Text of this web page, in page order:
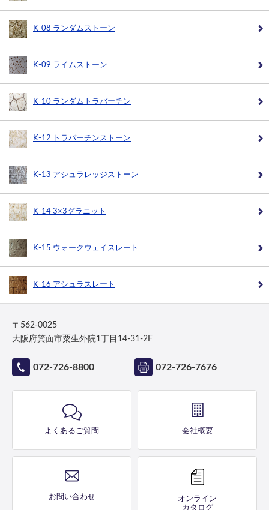
K-08 ランダムストーン
K-09 ライムストーン
K-10 ランダムトラバーチン
K-12 トラバーチンストーン
K-13 アシュラレッジストーン
K-14 3×3グラニット
K-15 ウォークウェイスレート
K-16 アシュラスレート
〒562-0025
大阪府箕面市粟生外院1丁目14-31-2F
072-726-8800 072-726-7676
よくあるご質問 会社概要
お問い合わせ
オンライン
カタログ